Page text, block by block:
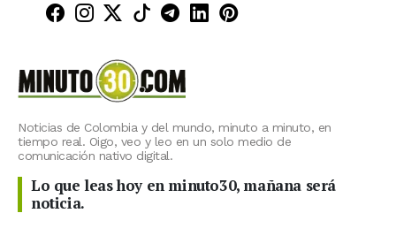
Minuto30 en Facebook
Minuto30 en Instagram
Minuto30 en X (Twitter)
Minuto30 en TikTok
Canal de Minuto30 en
Minuto30 en LinkedIn
Minuto30 en
Noticias de Colombia y del mundo, minuto a minuto, en
tiempo real. Oigo, veo y leo en un solo medio de
comunicación nativo digital.
Lo que leas hoy en minuto30, mañana será
noticia.